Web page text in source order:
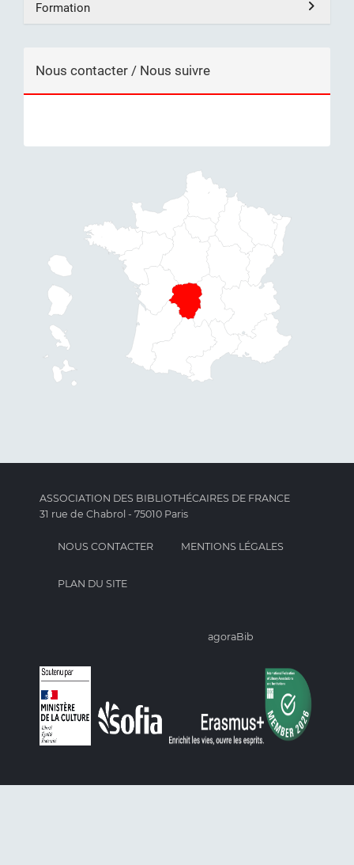
Formation
Nous contacter / Nous suivre
ASSOCIATION DES BIBLIOTHÉCAIRES DE FRANCE
31 rue de Chabrol - 75010 Paris
NOUS CONTACTER MENTIONS LÉGALES
PLAN DU SITE
agoraBib